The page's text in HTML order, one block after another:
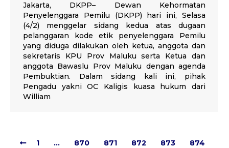
Jakarta, DKPP– Dewan Kehormatan
Penyelenggara Pemilu (DKPP) hari ini, Selasa
(4/2) menggelar sidang kedua atas dugaan
pelanggaran kode etik penyelenggara Pemilu
yang diduga dilakukan oleh ketua, anggota dan
sekretaris KPU Prov Maluku serta Ketua dan
anggota Bawaslu Prov Maluku dengan agenda
Pembuktian. Dalam sidang kali ini, pihak
Pengadu yakni OC Kaligis kuasa hukum dari
William
1 … 870 871 872 873
874